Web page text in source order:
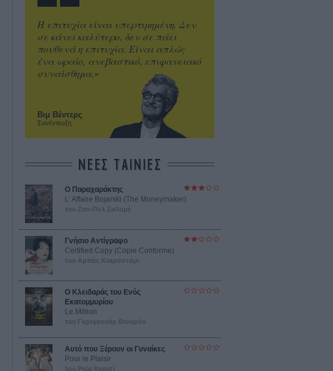
Βιμ Βέντερς
Συνέντευξη
Η επιτυχία είναι υπερτιμημένη. Δεν
σε κάνει καλύτερο, δεν σε πάει
πουθενά η επιτυχία. Είναι απλώς
ένα ωραίο, ανεβαστικό, επιφανειακό
συναίσθημα.»
ΝΕΕΣ ΤΑΙΝΙΕΣ
Ο Παραχαράκτης
L’ Affaire Bojarski (The Moneymaker)
του Ζαν-Πολ Σαλομέ
Γνήσιο Αντίγραφο
Certified Copy (Copie Conforme)
του Αμπάς Κιαροστάμι
Ο Κλειδαράς του Ενός
Εκατομμυρίου
Le Million
του Γκρεγκουάρ Βινιερόν
Αυτό που Ξέρουν οι Γυναίκες
Pour le Plaisir
του Ρεέμ Κερισί